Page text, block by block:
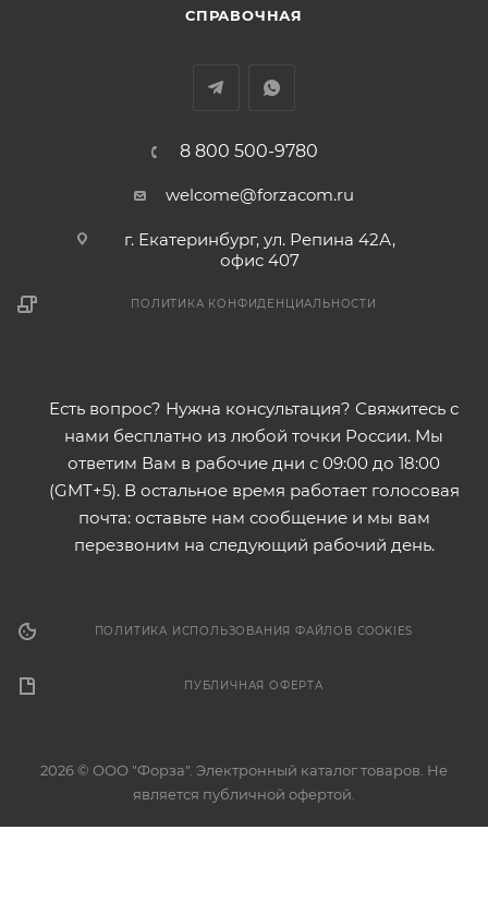
СПРАВОЧНАЯ
8 800 500-9780
welcome@forzacom.ru
г. Екатеринбург, ул. Репина 42А,
офис 407
ПОЛИТИКА КОНФИДЕНЦИАЛЬНОСТИ
Есть вопрос? Нужна консультация? Свяжитесь с
нами бесплатно из любой точки России. Мы
ответим Вам в рабочие дни с 09:00 до 18:00
(GMT+5). В остальное время работает голосовая
почта: оставьте нам сообщение и мы вам
перезвоним на следующий рабочий день.
ПОЛИТИКА ИСПОЛЬЗОВАНИЯ ФАЙЛОВ COOKIES
ПУБЛИЧНАЯ ОФЕРТА
2026 © ООО "Форза". Электронный каталог товаров. Не
является публичной офертой.